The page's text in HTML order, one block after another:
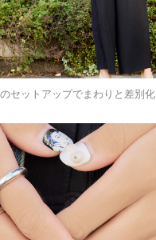
セットアップでまわりと差別化